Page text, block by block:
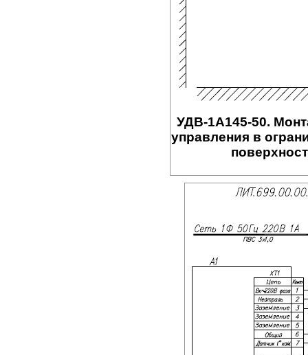
УДВ-1A145-50.
управления в